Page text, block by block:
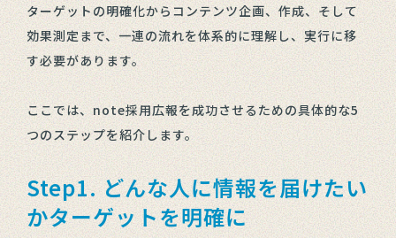
ターゲットの明確化からコンテンツ企画、作成、そして
効果測定まで、一連の流れを体系的に理解し、実行に移
す必要があります。
ここでは、note採用広報を成功させるための具体的な5
つのステップを紹介します。
Step1. どんな人に情報を届けたい
かターゲットを明確に